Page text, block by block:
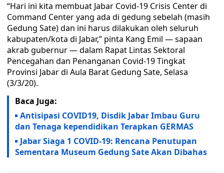
“Hari ini kita membuat Jabar Covid-19 Crisis Center di
Command Center yang ada di gedung sebelah (masih
Gedung Sate) dan ini harus dilakukan oleh seluruh
kabupaten/kota di Jabar,” pinta Kang Emil — sapaan
akrab gubernur — dalam Rapat Lintas Sektoral
Pencegahan dan Penanganan Covid-19 Tingkat
Provinsi Jabar di Aula Barat Gedung Sate, Selasa
(3/3/20).
Baca Juga:
Antisipasi COVID19, Disdik Jabar Imbau Guru
dan Tenaga kependidikan Terapkan GERMAS
Jabar Siaga 1 COVID-19: Rencana Penutupan
Sementara Museum Gedung Sate Akan Dibahas